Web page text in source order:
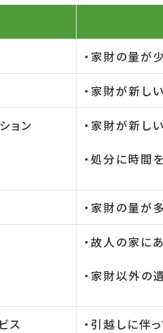
・家財の量が
・家財が新し
ョン
・家財が新し
・処分に時間
・家財の量が
・故人の家に
・家財以外の
ス ・引越しに伴